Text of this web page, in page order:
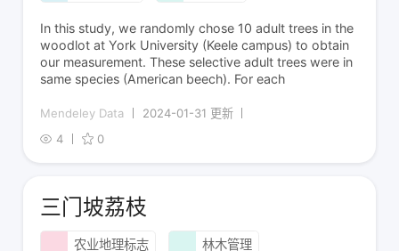
In this study, we randomly chose 10 adult trees in the
woodlot at York University (Keele campus) to obtain
our measurement. These selective adult trees were in
same species (American beech). For each
Mendeley Data
2024-01-31 更新
4
0
三门坡荔枝
农业地理标志 林木管理